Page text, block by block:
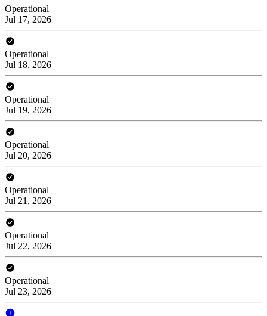
Operational
Jul 17, 2026
Operational
Jul 18, 2026
Operational
Jul 19, 2026
Operational
Jul 20, 2026
Operational
Jul 21, 2026
Operational
Jul 22, 2026
Operational
Jul 23, 2026